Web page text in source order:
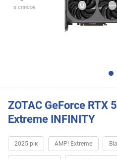
в список
ZOTAC GeForce RTX
Extreme INFINITY
2025 рік AMP! Extreme